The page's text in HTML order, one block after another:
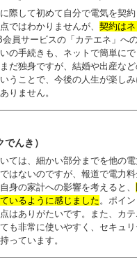
際して初めて自分で電気を契
ではわかりませんが、 契約は
会員サービスの「カテエネ」へ
の手続きも、ネットで簡単に
だ独身ですが、結婚や出産な
うことで、今後の人生が楽し
りません。
でんき）
ては、細かい部分までを他の
はないのですが、報道で電力
身の家計への影響を考えると、
いるように感じました。ポイ
はありがたいです。また、カ
も非常に使いやすく、セキュ
っています。